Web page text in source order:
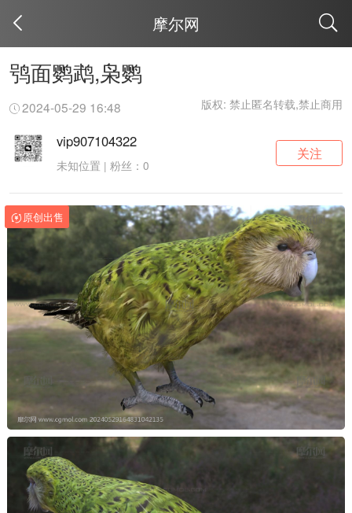
摩尔网
鸮面鹦鹉,枭鹦
2024-05-29 16:48 版权: 禁止匿名转载,禁止商用
vip907104322
未知位置 | 粉丝：0
关注
原创出售
取消